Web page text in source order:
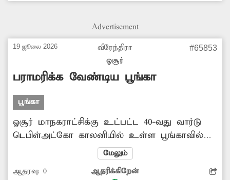
அளித்தும் நடவடிக்கை இல்லை. எனவே
இரவு நேரங்களில் மது அருந்துபவர்களை
கண்டித்து நடவடிக்கை எடுக்க வேண்டும் என்று
பொதுமக்கள் கோரிக்கை வைத்துள்ளனர்.
Advertisement
19 ஜூலை 2026
வீரேந்திரா
ஓசூர்
#65853
பராமரிக்க வேண்டிய பூங்கா
பூங்கா
ஓசூர் மாநகராட்சிக்கு உட்பட்ட 40-வது வார்டு
டெபிள்அட்கோ காலனியில் உள்ள பூங்காவில்
செடி, கொடிகள் வளர்ந்து புதர்போல காட்சி
அளிக்கிறது. இதனால் இங்கு பாம்பு உள்ளிட்ட
விஷப்பூச்சிகள் நடமாட்டம் அதிகரித்து வருகிறது.
மேலும்
ஆதரவு: 0 ஆதரிக்கிறேன்